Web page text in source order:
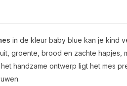
in de kleur baby blue kan je kind
groente, brood en zachte hapjes,
handzame ontwerp ligt het mes